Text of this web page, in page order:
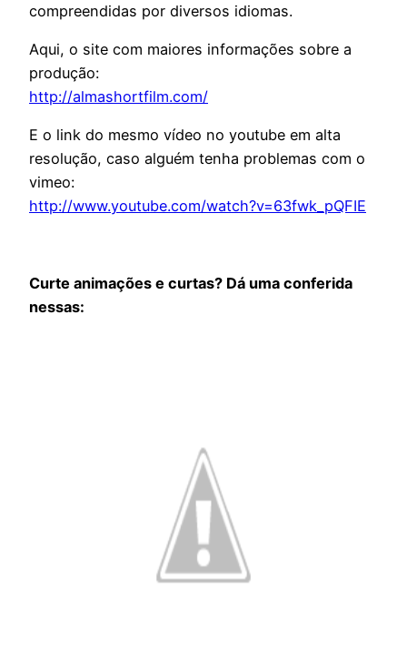
compreendidas por diversos idiomas.
Aqui, o site com maiores informações sobre a
produção:
http://almashortfilm.com/
E o link do mesmo vídeo no youtube em alta
resolução, caso alguém tenha problemas com o
vimeo:
http://www.youtube.com/watch?v=63fwk_pQFIE
Curte animações e curtas? Dá uma conferida
nessas: